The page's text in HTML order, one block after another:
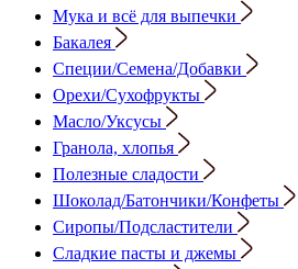
Мука и всё для выпечки
Бакалея
Специи/Семена/Добавки
Орехи/Сухофрукты
Масло/Уксусы
Гранола, хлопья
Полезные сладости
Шоколад/Батончики/Конфеты
Сиропы/Подсластители
Сладкие пасты и джемы